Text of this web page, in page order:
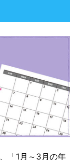
「1月～3月の年